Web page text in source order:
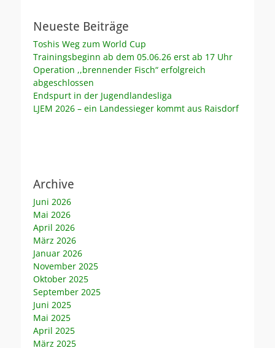
Neueste Beiträge
Toshis Weg zum World Cup
Trainingsbeginn ab dem 05.06.26 erst ab 17 Uhr
Operation ,,brennender Fisch“ erfolgreich
abgeschlossen
Endspurt in der Jugendlandesliga
LJEM 2026 – ein Landessieger kommt aus Raisdorf
Archive
Juni 2026
Mai 2026
April 2026
März 2026
Januar 2026
November 2025
Oktober 2025
September 2025
Juni 2025
Mai 2025
April 2025
März 2025